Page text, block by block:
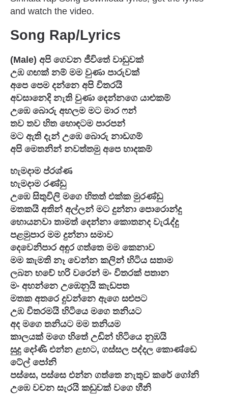
and watch the video.
Song Rap/Lyrics
(Male) අපි ගෙවන ජීවිතේ වාඩුවක්
උඹ ගඟක් නම් මම වුණා පාරුවක්
අපෙ පෙම දන්නෙ අපි විතරයි
අවසානෙදි නැති වුණා දෙන්නගෙ යාළුකම්
උඹෙ බොරු අහලම මට මාර ෆන්
තව තව හිත හොඳටම පාරපන්
මට ඇති දැන් උඹෙ බොරු නාඩගම්
අපි මෙතනින් නවත්තමු අපෙ හාදකම්
හැමදාම ප්රශ්ණ
හැමදාම රණ්ඩු
උඹෙ සිතුවිලි මගෙ හිතත් එක්ක මුරණ්ඩු
මතකයි අතින් අල්ලන් මට දුන්නා පොරොන්දු
හොයනවා තාමත් දෙන්නා කොතනද වැරැද්දු
පළමුපාර මම දුන්නා සමාව
දෙවෙනිපාර අඳුර ගත්තෙ මම කෙනාව
මම කැමති නෑ වෙන්න කලින් හිටිය සතාම
ලබන භවේ හරි වරෙන් මං විතරක් පතාන
මං අහන්නෙ උඹෙනුයි කැඩපත
මතක අතරෙ දුවන්නෙ ඇගෙ සළුපට
උඹ විතරමයි හිටියෙ මගෙ තනියට
අද මගෙ තනියට මම තනියම
කාලයක් මගෙ හිතේ උඩින් හිටියෙ නුඹයි
සුදු දෝණි එන්න ළඟට, ගස්සල පද්දල කොණ්ඩෙ
ටේල් පෝනි
පස්සෙ, පස්සෙ එන්න ගත්තෙ නැතුව කරේ ගෝනි
උඹෙ වචන සැරයි කඩුවක් වගෙ හීනි